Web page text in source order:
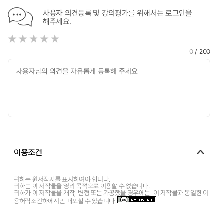
사용자 의견등록 및 강의평가를 위해서는 로그인을
해주세요.
0/ 200
이용조건
귀하는 원저작자를 표시하여야 합니다.
귀하는 이 저작물을 영리 목적으로 이용할 수 없습니다.
귀하가 이 저작물을 개작, 변형 또는 가공했을 경우에는, 이 저작물과 동일한 이
용허락조건하에서만 배포할 수 있습니다.